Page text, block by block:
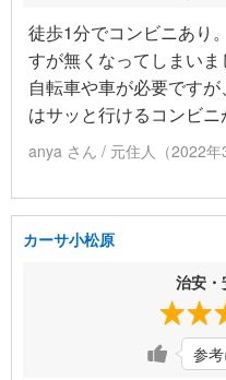
徒歩1分でコンビニあり
すが無くなってしまい
自転車や車が必要です
はサッと行けるコンビニ
anya さん / 元住人（2022年
カーサ小松原
治安
参